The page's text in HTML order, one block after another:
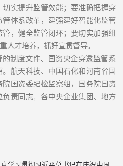
实提升监管效能；要准确把握穿
体系改革，建强建好智能化监管
，健全监管闭环；要切实加强组
人才培养，抓好宣贯督导。
制度文件、国资央企穿透监管系
航天科技、中国石化和河南省国
国资委纪检监察组，国务院国资
责同志，各中央企业集团、地方